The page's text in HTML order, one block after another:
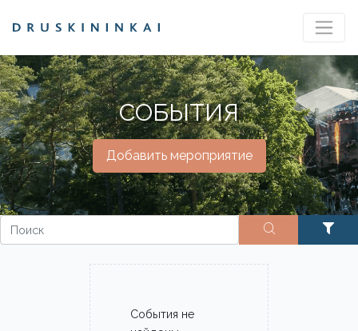
СОБЫТИЯ
Добавить мероприятие
События не